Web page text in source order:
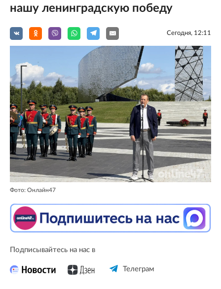
нашу ленинградскую победу
Сегодня, 12:11
Фото: Онлайн47
Подписывайтесь на нас в
Телеграм